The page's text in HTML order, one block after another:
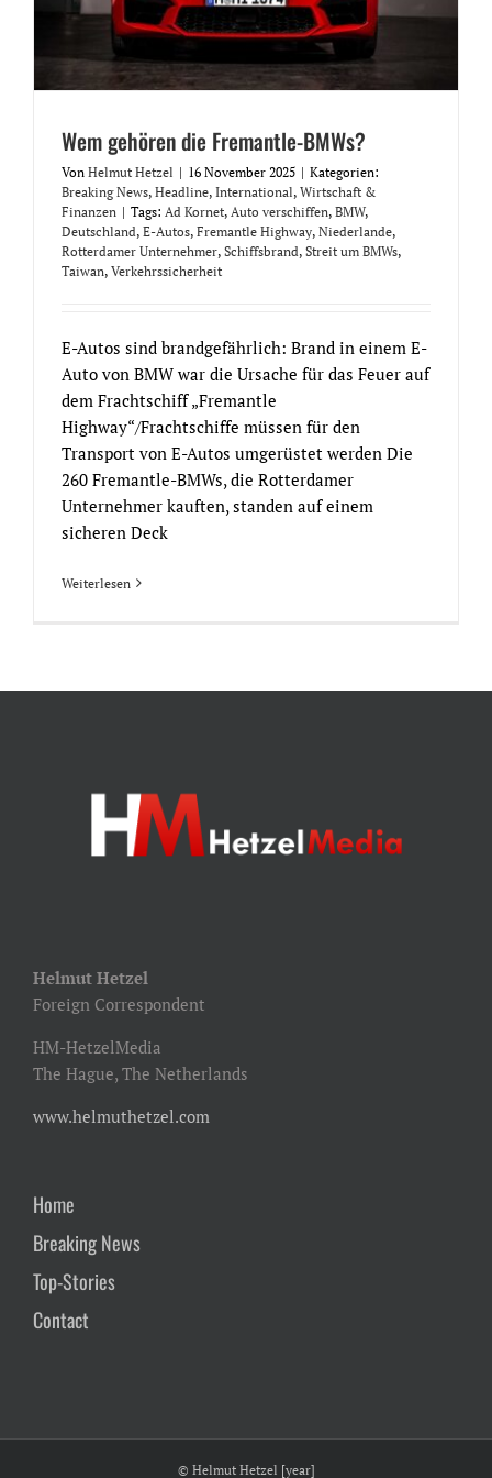
Wem gehören die Fremantle-BMWs?
Von Helmut Hetzel | 16 November 2025 | Kategorien:
Breaking News, Headline, International, Wirtschaft &
Finanzen | Tags: Ad Kornet, Auto verschiffen, BMW,
Deutschland, E-Autos, Fremantle Highway, Niederlande,
Rotterdamer Unternehmer, Schiffsbrand, Streit um BMWs,
Taiwan, Verkehrssicherheit
E-Autos sind brandgefährlich: Brand in einem E-
Auto von BMW war die Ursache für das Feuer auf
dem Frachtschiff „Fremantle
Highway“/Frachtschiffe müssen für den
Transport von E-Autos umgerüstet werden Die
260 Fremantle-BMWs, die Rotterdamer
Unternehmer kauften, standen auf einem
sicheren Deck
Weiterlesen
Helmut Hetzel
Foreign Correspondent
HM-HetzelMedia
The Hague, The Netherlands
www.helmuthetzel.com
Home
Breaking News
Top-Stories
Contact
© Helmut Hetzel [year]